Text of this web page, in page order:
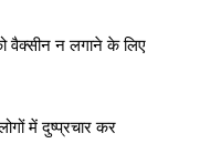
वैक्सीन न लगाने के लिए
में दुष्प्रचार कर